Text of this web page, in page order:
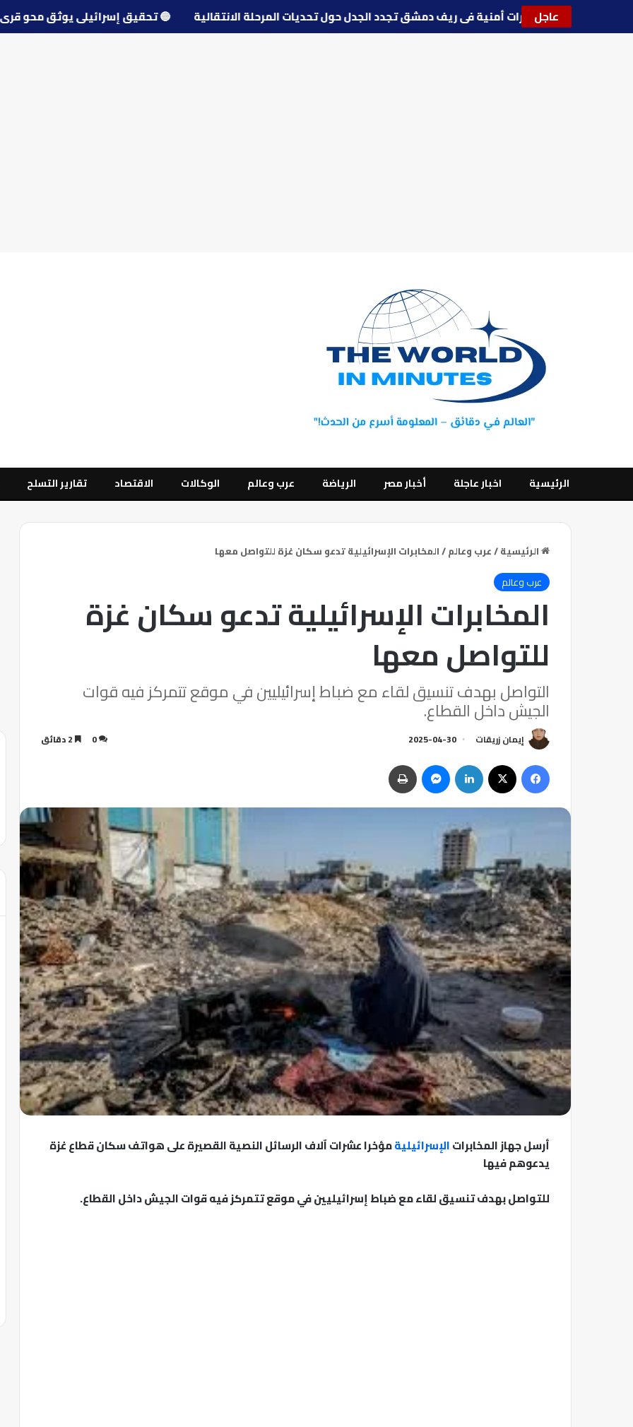
عاجل 🔵توترات أمنية في ريف دمشق تجدد الجدل حول تحديات المرحلة الانتقالية 🔵تحقيق إسرائيلي يوثق
الرئيسية اخبار عاجلة أخبار مصر الرياضة عرب وعالم الوكالات الاقتصاد تقارير التسلح
الرئيسية/عرب وعالم/المخابرات الإسرائيلية تدعو سكان غزة للتواصل معها
عرب وعالم
المخابرات الإسرائيلية تدعو سكان غزة
للتواصل معها
التواصل بهدف تنسيق لقاء مع ضباط إسرائيليين في موقع تتمركز فيه قوات
الجيش داخل القطاع.
إيمان زريقات 2025-04-30
0
أرسل جهاز المخابراتالإسرائيليةمؤخرا عشرات آلاف الرسائل النصية القصيرة على هواتف سكان قطاع غزة
يدعوهم فيها
للتواصل بهدف تنسيق لقاء مع ضباط إسرائيليين في موقع تتمركز فيه قوات الجيش داخل القطاع.